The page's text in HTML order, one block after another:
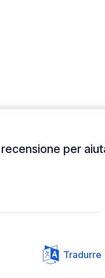
per
Tradurre